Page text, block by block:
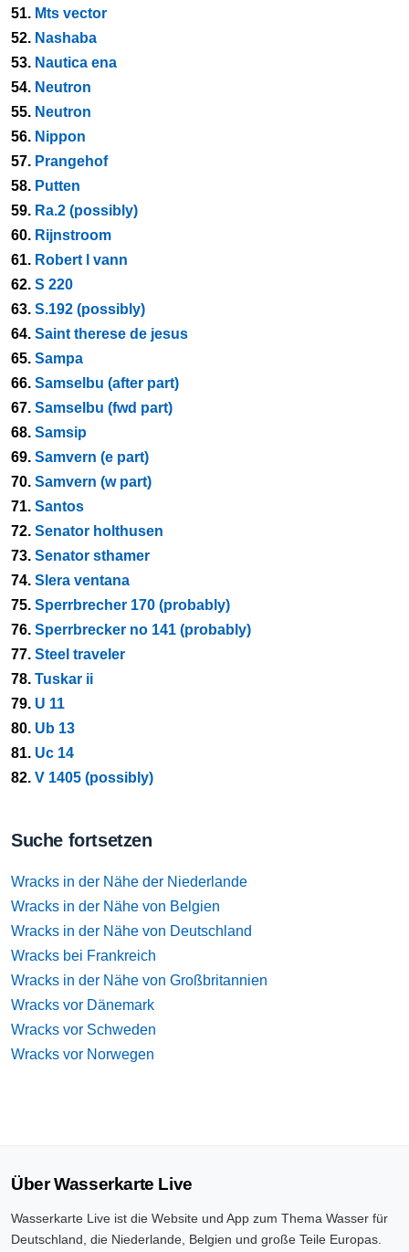
51. Mts vector
52. Nashaba
53. Nautica ena
54. Neutron
55. Neutron
56. Nippon
57. Prangehof
58. Putten
59. Ra.2 (possibly)
60. Rijnstroom
61. Robert l vann
62. S 220
63. S.192 (possibly)
64. Saint therese de jesus
65. Sampa
66. Samselbu (after part)
67. Samselbu (fwd part)
68. Samsip
69. Samvern (e part)
70. Samvern (w part)
71. Santos
72. Senator holthusen
73. Senator sthamer
74. Slera ventana
75. Sperrbrecher 170 (probably)
76. Sperrbrecker no 141 (probably)
77. Steel traveler
78. Tuskar ii
79. U 11
80. Ub 13
81. Uc 14
82. V 1405 (possibly)
Suche fortsetzen
Wracks in der Nähe der Niederlande
Wracks in der Nähe von Belgien
Wracks in der Nähe von Deutschland
Wracks bei Frankreich
Wracks in der Nähe von Großbritannien
Wracks vor Dänemark
Wracks vor Schweden
Wracks vor Norwegen
Über Wasserkarte Live
Wasserkarte Live ist die Website und App zum Thema Wasser für
Deutschland, die Niederlande, Belgien und große Teile Europas.